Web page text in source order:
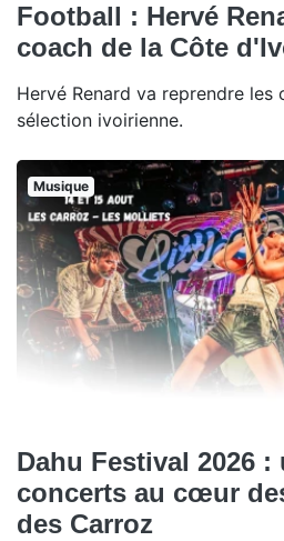
Football : Hervé
coach de la Côte
Hervé Renard va reprendre les
sélection ivoirienne.
Musique
Dahu Festival 2026 :
concerts au cœur
des Carroz